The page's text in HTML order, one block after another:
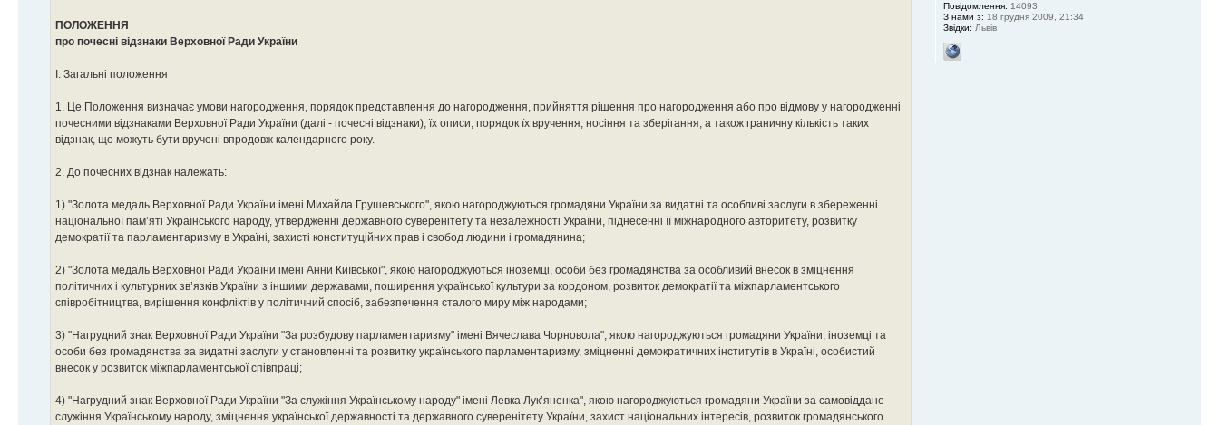
ПОЛОЖЕННЯ
про почесні відзнаки Верховної Ради України
I. Загальні положення
1. Це Положення визначає умови нагородження, порядок представлення до нагородження, прийняття рішення про нагородження або про відмову у нагородженні
почесними відзнаками Верховної Ради України (далі - почесні відзнаки), їх описи, порядок їх вручення, носіння та зберігання, а також граничну кількість таких
відзнак, що можуть бути вручені впродовж календарного року.
2. До почесних відзнак належать:
1) "Золота медаль Верховної Ради України імені Михайла Грушевського", якою нагороджуються громадяни України за видатні та особливі заслуги в збереженні
національної пам’яті Українського народу, утвердженні державного суверенітету та незалежності України, піднесенні її міжнародного авторитету, розвитку
демократії та парламентаризму в Україні, захисті конституційних прав і свобод людини і громадянина;
2) "Золота медаль Верховної Ради України імені Анни Київської", якою нагороджуються іноземці, особи без громадянства за особливий внесок в зміцнення
політичних і культурних зв’язків України з іншими державами, поширення української культури за кордоном, розвиток демократії та міжпарламентського
співробітництва, вирішення конфліктів у політичний спосіб, забезпечення сталого миру між народами;
3) "Нагрудний знак Верховної Ради України "За розбудову парламентаризму" імені Вячеслава Чорновола", якою нагороджуються громадяни України, іноземці та
особи без громадянства за видатні заслуги у становленні та розвитку українського парламентаризму, зміцненні демократичних інститутів в Україні, особистий
внесок у розвиток міжпарламентської співпраці;
4) "Нагрудний знак Верховної Ради України "За служіння Українському народу" імені Левка Лук’яненка", якою нагороджуються громадяни України за самовіддане
служіння Українському народу, зміцнення української державності та державного суверенітету України, захист національних інтересів, розвиток громадянського
Повідомлення: 14093
З нами з: 18 грудня 2009, 21:34
Звідки: Львів